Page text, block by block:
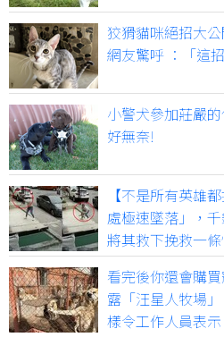
狡猾貓咪絕招大
網友驚呼 ：「這
小警犬參加莊嚴
好無奈!
【不是所有英雄
處極速墜落」，
將其救下挽救一條
看完後你還會購
露「汪星人牧場
樣令工作人員表示